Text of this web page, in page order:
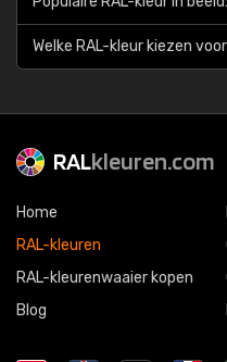
Welke RAL-kleur kiezen
RALkleuren.com
Home
RAL-kleuren
RAL-kleurenwaaier kopen
Blog